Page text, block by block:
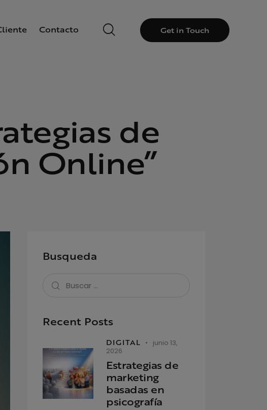
Contacto Get in Touch
de
Online”
Busqueda
Recent Posts
DIGITAL
junio 13,
2026
Estrategias de
marketing
basadas en
psicografía